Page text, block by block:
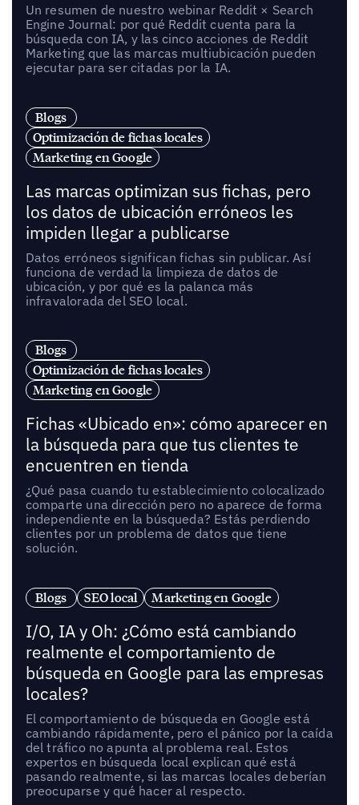
Un resumen de nuestro webinar Reddit × Search
Engine Journal: por qué Reddit cuenta para la
búsqueda con IA, y las cinco acciones de Reddit
Marketing que las marcas multiubicación pueden
ejecutar para ser citadas por la IA.
Blogs
Optimización de fichas locales
Marketing en Google
Las marcas optimizan sus fichas, pero
los datos de ubicación erróneos les
impiden llegar a publicarse
Datos erróneos significan fichas sin publicar. Así
funciona de verdad la limpieza de datos de
ubicación, y por qué es la palanca más
infravalorada del SEO local.
Blogs
Optimización de fichas locales
Marketing en Google
Fichas «Ubicado en»: cómo aparecer en
la búsqueda para que tus clientes te
encuentren en tienda
¿Qué pasa cuando tu establecimiento colocalizado
comparte una dirección pero no aparece de forma
independiente en la búsqueda? Estás perdiendo
clientes por un problema de datos que tiene
solución.
Blogs SEO local Marketing en Google
I/O, IA y Oh: ¿Cómo está cambiando
realmente el comportamiento de
búsqueda en Google para las empresas
locales?
El comportamiento de búsqueda en Google está
cambiando rápidamente, pero el pánico por la caída
del tráfico no apunta al problema real. Estos
expertos en búsqueda local explican qué está
pasando realmente, si las marcas locales deberían
preocuparse y qué hacer al respecto.